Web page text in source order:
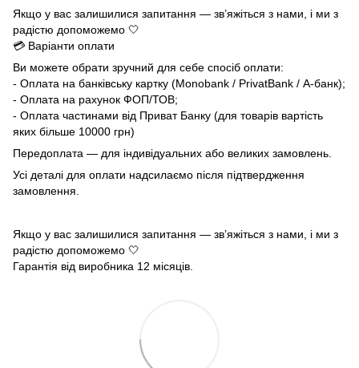
Якщо у вас залишилися запитання — зв’яжіться з нами, і ми з
радістю допоможемо 🤍
💳 Варіанти оплати
Ви можете обрати зручний для себе спосіб оплати:
- Оплата на банківську картку (Monobank / PrivatBank / А-банк);
- Оплата на рахунок ФОП/ТОВ;
- Оплата частинами від Приват Банку (для товарів вартість
яких більше 10000 грн)
Передоплата — для індивідуальних або великих замовлень.
Усі деталі для оплати надсилаємо після підтвердження
замовлення.
Якщо у вас залишилися запитання — зв’яжіться з нами, і ми з
радістю допоможемо 🤍
Гарантія від виробника 12 місяців.